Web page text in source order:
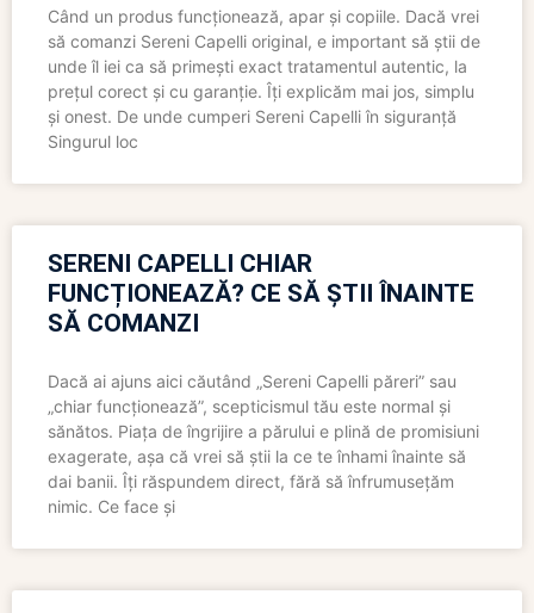
Când un produs funcționează, apar și copiile. Dacă vrei
să comanzi Sereni Capelli original, e important să știi de
unde îl iei ca să primești exact tratamentul autentic, la
prețul corect și cu garanție. Îți explicăm mai jos, simplu
și onest. De unde cumperi Sereni Capelli în siguranță
Singurul loc
SERENI CAPELLI CHIAR
FUNCȚIONEAZĂ? CE SĂ ȘTII ÎNAINTE
SĂ COMANZI
Dacă ai ajuns aici căutând „Sereni Capelli păreri” sau
„chiar funcționează”, scepticismul tău este normal și
sănătos. Piața de îngrijire a părului e plină de promisiuni
exagerate, așa că vrei să știi la ce te înhami înainte să
dai banii. Îți răspundem direct, fără să înfrumusețăm
nimic. Ce face și